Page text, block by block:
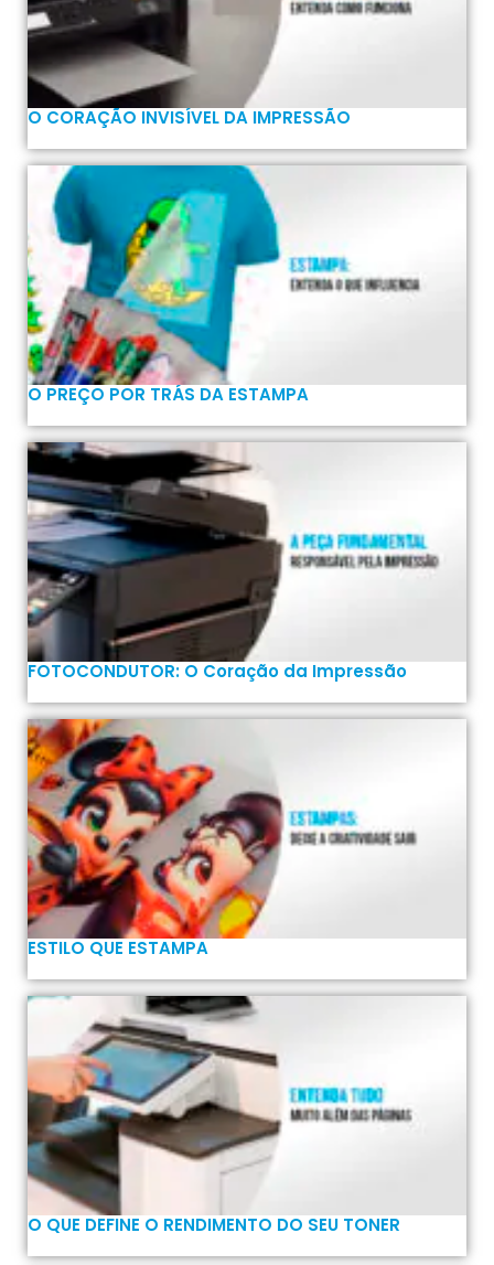
O CORAÇÃO INVISÍVEL DA IMPRESSÃO
O PREÇO POR TRÁS DA ESTAMPA
FOTOCONDUTOR: O Coração da Impressão
ESTILO QUE ESTAMPA
O QUE DEFINE O RENDIMENTO DO SEU TONER